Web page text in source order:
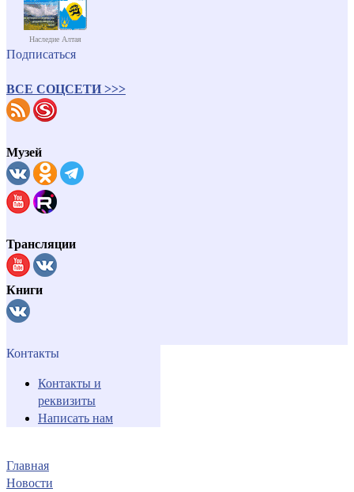
Наследие Алтая
Подписаться
ВСЕ СОЦСЕТИ >>>
Музей
Трансляции
Книги
Контакты
Контакты и
реквизиты
Написать нам
Главная
Новости